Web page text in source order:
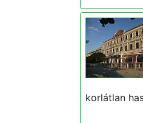
korlátlan